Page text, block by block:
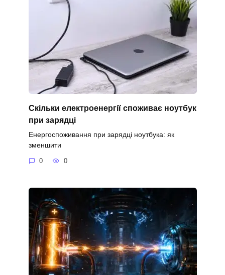
Скільки електроенергії споживає ноутбук
при зарядці
Енергоспоживання при зарядці ноутбука: як
зменшити
0 0